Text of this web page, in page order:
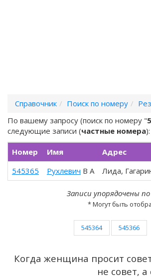
Справочник Поиск по номеру
По вашему запросу (поиск по номеру "
следующие записи (частные номера):
Номер Имя Адрес
545365
Рухлевич В А Лида,
Записи упорядочены
* Могут быть
545364 545366
Когда женщина просит
не совет,